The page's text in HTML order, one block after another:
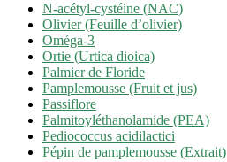
N-acétyl-cystéine (NAC)
Olivier (Feuille d’olivier)
Oméga-3
Ortie (Urtica dioica)
Palmier de Floride
Pamplemousse (Fruit et jus)
Passiflore
Palmitoyléthanolamide (PEA)
Pediococcus acidilactici
Pépin de pamplemousse (Extrait)